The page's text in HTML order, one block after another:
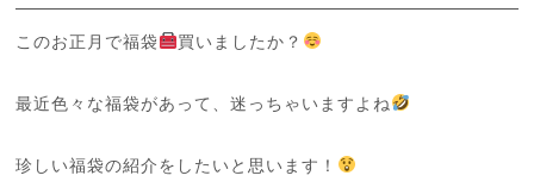
このお正月で福袋 買いましたか？
最近色々な福袋があって、迷っちゃいますよね
珍しい福袋の紹介をしたいと思います！